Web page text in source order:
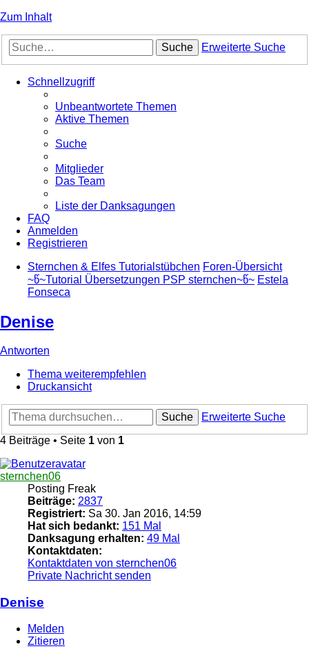
Zum Inhalt
Suche Erweiterte Suche
Schnellzugriff
Unbeantwortete Themen
Aktive Themen
Suche
Mitglieder
Das Team
Liste der Danksagungen
FAQ
Anmelden
Registrieren
Sternchen & Elfes Tutorialstübchen Foren-Übersicht
~წ~Tutorial Übersetzungen PSP sternchen~წ~ Estela
Fonseca
Denise
Antworten
Thema weiterempfehlen
Druckansicht
Suche
Erweiterte Suche
4 Beiträge • Seite 1 von 1
sternchen06
Posting Freak
Beiträge: 2837
Registriert: Sa 30. Jan 2016, 14:59
Hat sich bedankt: 151 Mal
Danksagung erhalten: 49 Mal
Kontaktdaten:
Kontaktdaten von sternchen06
Private Nachricht senden
Denise
Melden
Zitieren